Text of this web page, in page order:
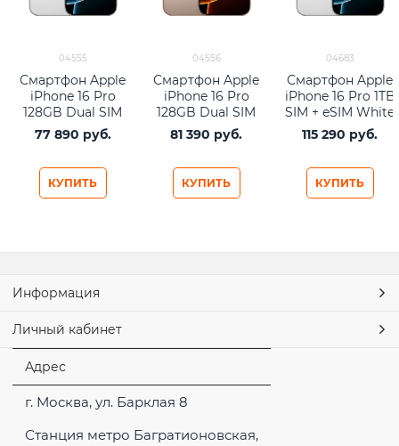
04555
Смартфон Apple
iPhone 16 Pro
128GB Dual SIM
White Titanium
77 890 руб.
КУПИТЬ
04556
Смартфон Apple
iPhone 16 Pro
128GB Dual SIM
Desert Titanium
81 390 руб.
КУПИТЬ
04683
Смартфон Apple
iPhone 16 Pro 1TB
SIM + eSIM White
Titanium
115 290 руб.
КУПИТЬ
Информация
Личный кабинет
Адрес
г. Москва, ул. Барклая 8
Станция метро Багратионовская,